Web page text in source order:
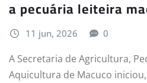
a pecuária leiteira
11 jun, 2026 0
A Secretaria de Agricultura,
Aquicultura de Macuco